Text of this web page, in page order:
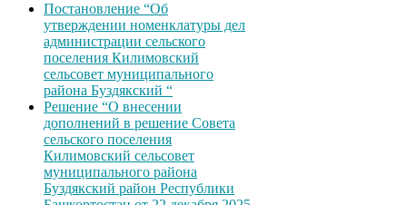
Постановление “Об
утверждении номенклатуры дел
администрации сельского
поселения Килимовский
сельсовет муниципального
района Буздякский “
Решение “О внесении
дополнений в решение Совета
сельского поселения
Килимовский сельсовет
муниципального района
Буздякский район Республики